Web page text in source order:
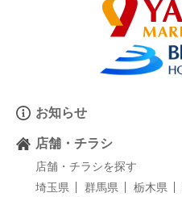
お知らせ
店舗・チラシ
店舗・チラシを探す
埼玉県
群馬県 栃木県